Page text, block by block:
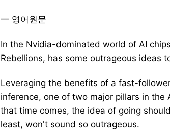
━ 영어원문
In the Nvidia-dominated world of AI
Rebellions, has some outrageous ideas
Leveraging the benefits of a fast-
inference, one of two major pillars in the
that time comes, the idea of going
least, won't sound so outrageous.